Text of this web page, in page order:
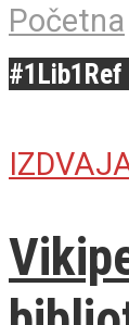
Početna
#1Lib1Ref